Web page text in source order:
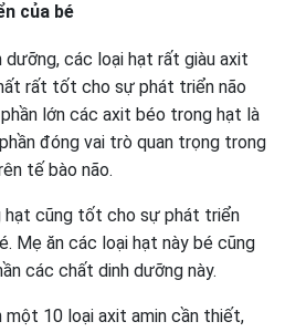
của bé
dưỡng, các loại hạt rất giàu axit
rất tốt cho sự phát triển não
lớn các axit béo trong hạt là
đóng vai trò quan trọng trong
tế bào não.
hạt cũng tốt cho sự phát triển
Mẹ ăn các loại hạt này bé cũng
các chất dinh dưỡng này.
một 10 loại axit amin cần thiết,